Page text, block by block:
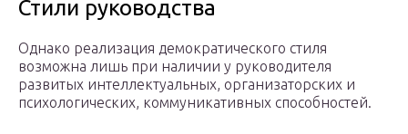
Стили руководства
Однако реализация демократического стиля
возможна лишь при наличии у руководителя
развитых интеллектуальных, организа­торских и
психологических, коммуникативных способностей.